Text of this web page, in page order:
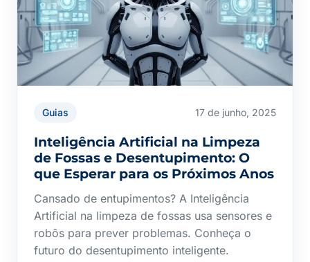
Guias 17 de junho, 2025
Inteligência Artificial na Limpeza
de Fossas e Desentupimento: O
que Esperar para os Próximos Anos
Cansado de entupimentos? A Inteligência
Artificial na limpeza de fossas usa sensores e
robôs para prever problemas. Conheça o
futuro do desentupimento inteligente.